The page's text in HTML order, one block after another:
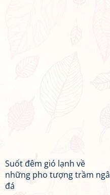
Suốt đêm gió lạnh về
những pho tượng trầm
đá